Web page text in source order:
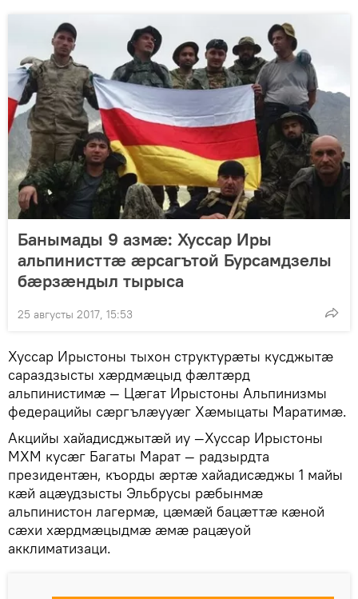
Банымады 9 азмæ: Хуссар Иры
альпинисттæ æрсагътой Бурсамдзелы
бæрзæндыл тырыса
25 августы 2017, 15:53
Хуссар Ирыстоны тыхон структурӕты кусджытӕ
сараздзысты хӕрдмӕцыд фӕлтӕрд
альпинистимӕ — Цӕгат Ирыстоны Альпинизмы
федерацийы сӕргълӕууӕг Хӕмыцаты Маратимӕ.
Акцийы хайадисджытӕй иу —Хуссар Ирыстоны
МХМ кусӕг Багаты Марат — радзырдта
президентӕн, къорды ӕртӕ хайадисӕджы 1 майы
кӕй ацӕудзысты Эльбрусы рӕбынмӕ
альпинистон лагермӕ, цӕмӕй бацӕттӕ кӕной
сӕхи хӕрдмӕцыдмӕ ӕмӕ рацӕуой
акклиматизаци.